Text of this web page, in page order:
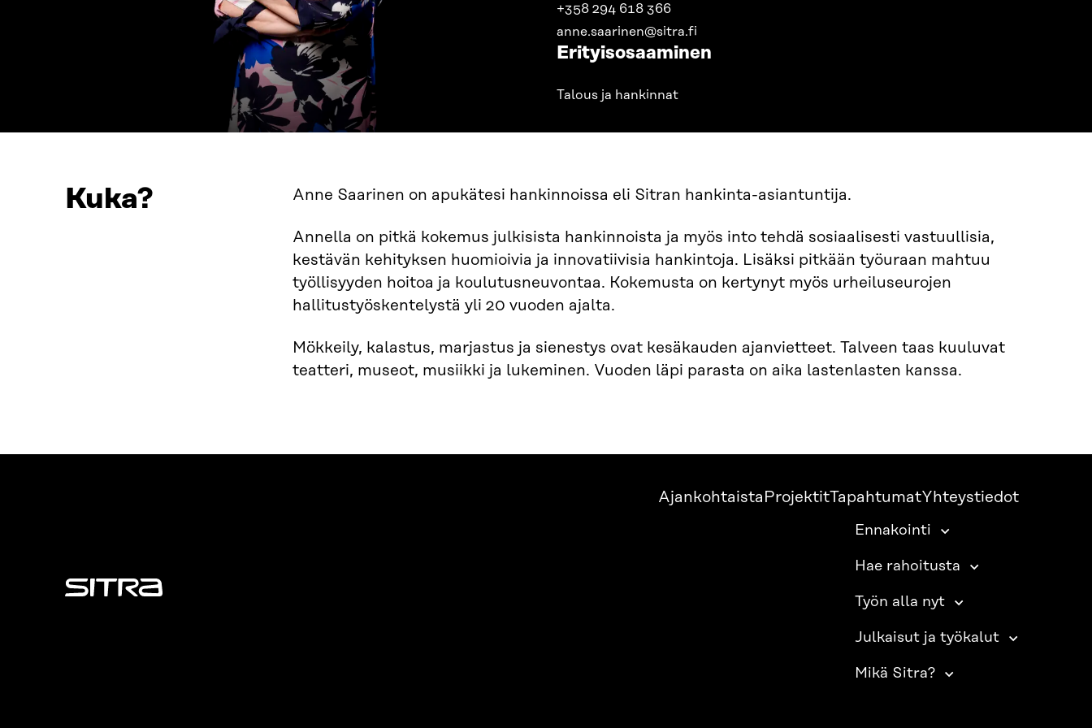
+358 294 618 366
anne.saarinen@sitra.fi
Erityisosaaminen
Talous ja hankinnat
Kuka? Anne Saarinen on apukätesi hankinnoissa eli Sitran hankinta-asiantuntija.
Annella on pitkä kokemus julkisista hankinnoista ja myös into tehdä sosiaalisesti vastuullisia,
kestävän kehityksen huomioivia ja innovatiivisia hankintoja. Lisäksi pitkään työuraan mahtuu
työllisyyden hoitoa ja koulutusneuvontaa. Kokemusta on kertynyt myös urheiluseurojen
hallitustyöskentelystä yli 20 vuoden ajalta.
Mökkeily, kalastus, marjastus ja sienestys ovat kesäkauden ajanvietteet. Talveen taas kuuluvat
teatteri, museot, musiikki ja lukeminen. Vuoden läpi parasta on aika lastenlasten kanssa.
Sitra
Ajankohtaista ProjektitTapahtumatYhteystiedot
Ennakointi
Hae rahoitusta
Työn alla nyt
Julkaisut ja työkalut
Mikä Sitra?